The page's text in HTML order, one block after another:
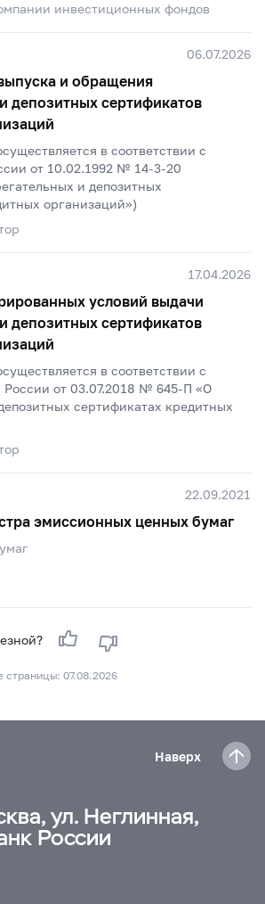
инвестиционных фондов
06.07.2026
и обращения
депозитных сертификатов
в соответствии с
от 10.02.1992 № 14-3-20
и депозитных
организаций»)
17.04.2026
условий выдачи
депозитных сертификатов
в соответствии с
от 03.07.2018 № 645-П «О
сертификатах кредитных
22.09.2021
эмиссионных ценных бумаг
страницы: 07.08.2026
Наверх
ул. Неглинная,
России